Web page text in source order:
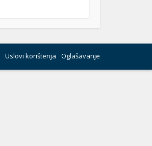
Uslovi korištenja Oglašavanje